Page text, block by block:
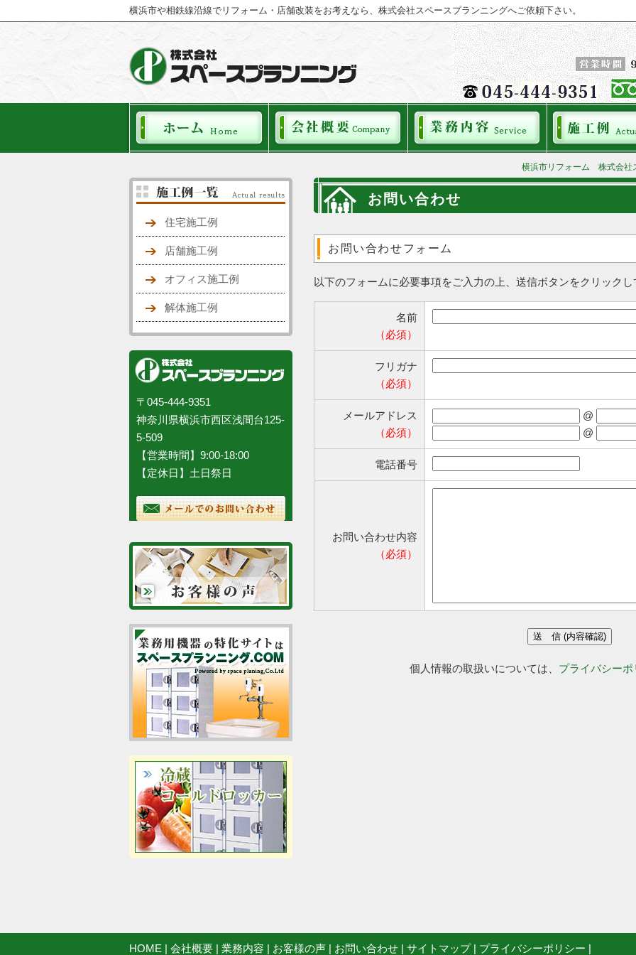
横浜市や相鉄線沿線でリフォーム・店舗改装をお考えなら、株式会社スペースプランニングへご依頼下さい。
住宅施工例
店舗施工例
オフィス施工例
解体施工例
〒045-444-9351
神奈川県横浜市西区浅間台125-
5-509
【営業時間】9:00-18:00
【定休日】土日祭日
横浜市リフォーム 株式会
お問い合わせ
お問い合わせフォーム
以下のフォームに必要事項をご入力の上、送信ボタンをクリック
名前
（必須）
フリガナ
（必須）
メールアドレス
（必須）
@
@
電話番号
お問い合わせ内容
（必須）
個人情報の取扱いについては、 プライバシーポ
HOME | 会社概要 | 業務内容 | お客様の声 | お問い合わせ | サイトマップ| プライバシーポリシー |